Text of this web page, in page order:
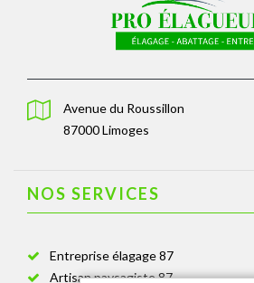
Avenue du Roussillon
87000 Limoges
NOS SERVICES
Entreprise élagage 87
Artisan paysagiste 87